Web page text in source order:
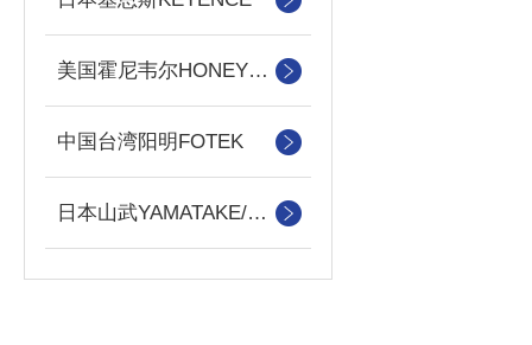
美国霍尼韦尔HONEYWELL
中国台湾阳明FOTEK
日本山武YAMATAKE/azbiL